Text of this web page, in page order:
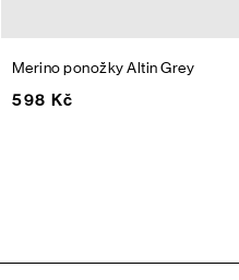
Merino ponožky AltinGrey
598 Kč